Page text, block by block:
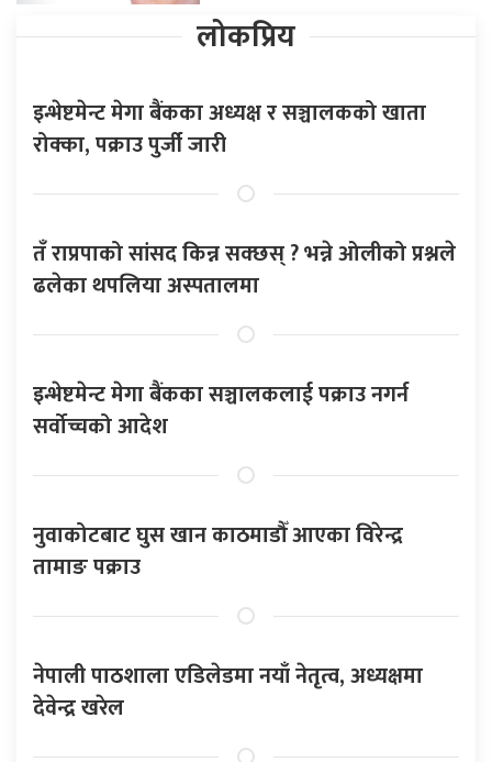
लोकप्रिय
इन्भेष्टमेन्ट मेगा बैंकका अध्यक्ष र सञ्चालकको खाता
रोक्का, पक्राउ पुर्जी जारी
तँ राप्रपाको सांसद किन्न सक्छस् ? भन्ने ओलीको प्रश्नले
ढलेका थपलिया अस्पतालमा
इन्भेष्टमेन्ट मेगा बैंकका सञ्चालकलाई पक्राउ नगर्न
सर्वोच्चको आदेश
नुवाकोटबाट घुस खान काठमाडौँ आएका विरेन्द्र
तामाङ पक्राउ
नेपाली पाठशाला एडिलेडमा नयाँ नेतृत्व, अध्यक्षमा
देवेन्द्र खरेल